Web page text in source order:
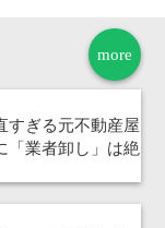
more
ぎる元不動産屋
「業者卸し」は絶